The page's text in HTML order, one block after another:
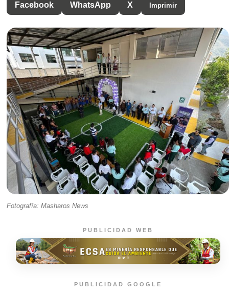
Facebook WhatsApp X Imprimir
Fotografía: Masharos News
PUBLICIDAD WEB
PUBLICIDAD GOOGLE